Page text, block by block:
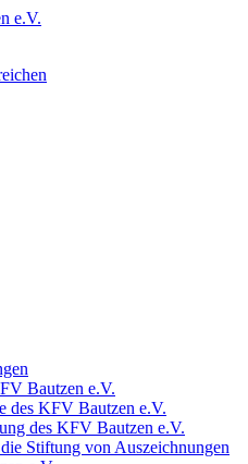
Bautzen e.V.
des KFV Bautzen e.V.
des KFV Bautzen e.V.
Stiftung von Auszeichnungen